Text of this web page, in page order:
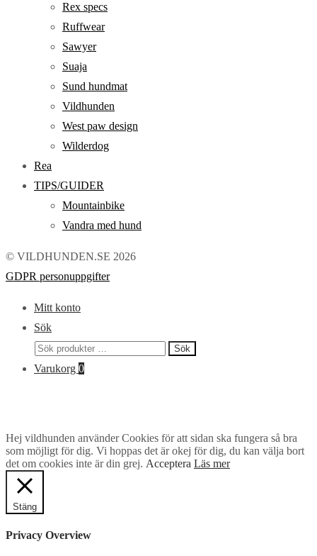
Rex specs
Ruffwear
Sawyer
Suaja
Sund hundmat
Vildhunden
West paw design
Wilderdog
Rea
TIPS/GUIDER
Mountainbike
Vandra med hund
© VILDHUNDEN.SE 2026
GDPR personuppgifter
Mitt konto
Sök
Sök
efter:
Sök
Varukorg 0
Hej vildhunden använder Cookies för att sidan ska fungera så bra
som möjligt för dig. Vi hoppas det är okej för dig, du kan välja bort
det om cookies inte är din grej. Acceptera Läs mer
Stäng
Privacy Overview